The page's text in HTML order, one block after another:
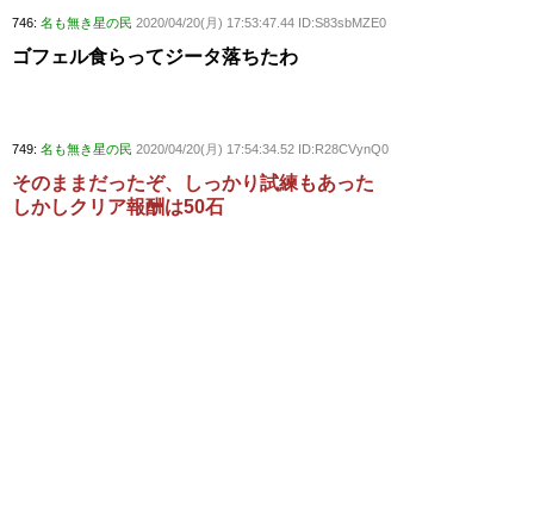
746: 名も無き星の民 2020/04/20(月) 17:53:47.44 ID:S83sbMZE0
ゴフェル食らってジータ落ちたわ
749: 名も無き星の民 2020/04/20(月) 17:54:34.52 ID:R28CVynQ0
そのままだったぞ、しっかり試練もあった
しかしクリア報酬は50石